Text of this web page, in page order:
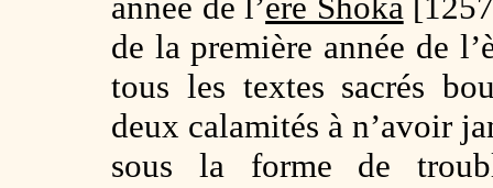
de la première année de
tous les textes sacrés
deux calamités à n’avoir
sous la forme de